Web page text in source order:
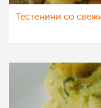
Тестенини со